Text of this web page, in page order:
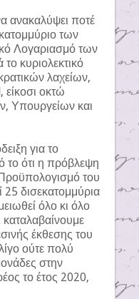
ανακαλύψει ποτέ
των
Λογαριασμό των
κυριολεκτικό
λαχείων,
οκτώ
Υπουργείων και
για το
το ότι η πρόβλεψη
του
25 δισεκατομμύρια
όλο κι όλο
καταλαβαίνουμε
έκθεσης του
ούτε πολύ
στην
το έτος 2020,